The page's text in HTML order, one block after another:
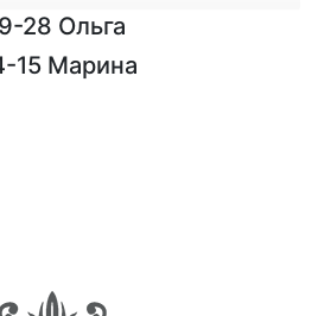
28 Ольга
15 Марина